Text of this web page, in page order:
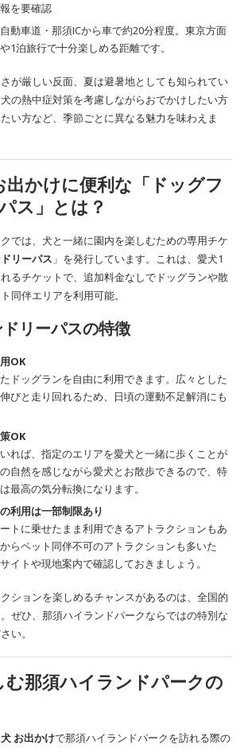
を要確認
自動車道・那須ICから車で約20分程度。東京方面
1泊旅行で十分楽しめる距離です。
が厳しい反面、夏は避暑地としても知られてい
の熱中症対策を考慮しながらおでかけしたい方
い方など、季節ごとに異なる魅力を味わえま
出かけに便利な「ドッグフ
ス」とは？
では、犬と一緒に園内を楽しむための専用チケ
リーパス 」を発行しています。これは、愛犬1
るチケットで、追加料金なしでドッグランや散
同伴エリアを利用可能。
ドリーパスの特徴
OK
ドッグランを自由に利用できます。広々とした
びと走り回れるため、日頃の運動不足解消にも
OK
れば、指定のエリアを愛犬と一緒に歩くことが
自然を感じながら愛犬とお散歩できるので、特
最高の気分転換になります。
利用は一部制限あり
トに乗せたまま利用できるアトラクションもあ
らペット同伴不可のアトラクションも多いた
イトや現地案内で確認しておきましょう。
ションを楽しめるチャンスがあるのは、全国的
ぜひ、那須ハイランドパークならではの特別な
い。
む那須ハイランドパークの
犬 お出かけで那須ハイランドパークを訪れる際の